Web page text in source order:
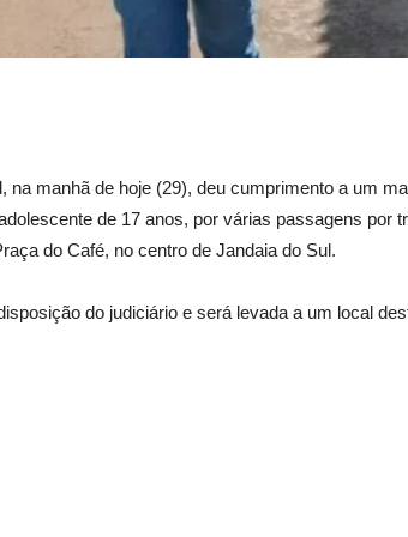
na manhã de hoje (29), deu cumprimento a um
de 17 anos, por várias passagens por
do Café, no centro de Jandaia do Sul.
do judiciário e será levada a um local